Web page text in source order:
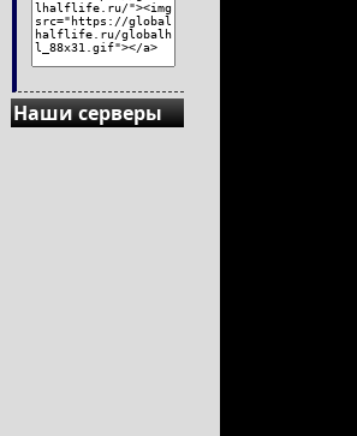
Наши серверы